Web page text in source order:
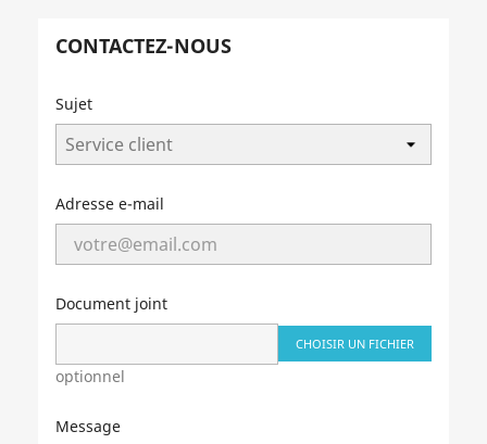
CONTACTEZ-NOUS
Sujet
Adresse e-mail
Document joint
CHOISIR UN FICHIER
optionnel
Message